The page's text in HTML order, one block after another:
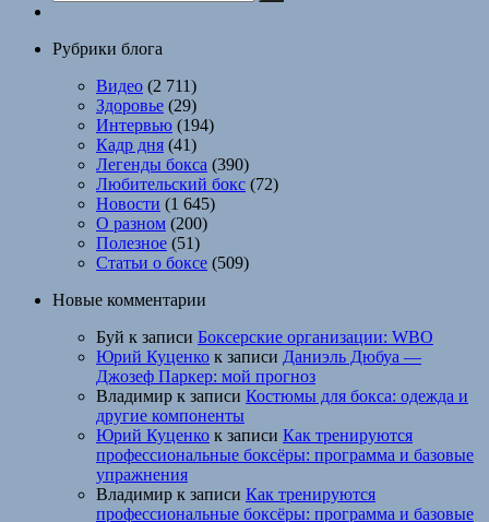
Рубрики блога
Видео (2 711)
Здоровье (29)
Интервью (194)
Кадр дня (41)
Легенды бокса (390)
Любительский бокс (72)
Новости (1 645)
О разном (200)
Полезное (51)
Статьи о боксе (509)
Новые комментарии
Буй к записи Боксерские организации: WBO
Юрий Куценко к записи Даниэль Дюбуа —
Джозеф Паркер: мой прогноз
Владимир к записи Костюмы для бокса: одежда и
другие компоненты
Юрий Куценко к записи Как тренируются
профессиональные боксёры: программа и базовые
упражнения
Владимир к записи Как тренируются
профессиональные боксёры: программа и базовые